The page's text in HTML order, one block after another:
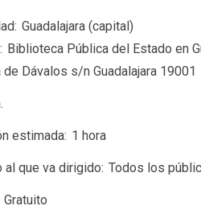
Guadalajara (capital)
Biblioteca Pública del Estado en
de Dávalos s/n Guadalajara 19001
estimada 1 hora
al que va dirigido Todos los
Gratuito